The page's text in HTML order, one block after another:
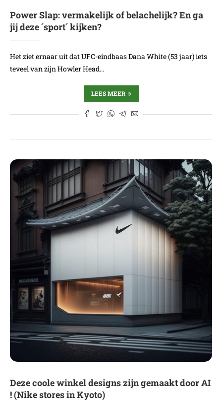
Power Slap: vermakelijk of belachelijk? En ga
jij deze ´sport´ kijken?
Het ziet ernaar uit dat UFC-eindbaas Dana White (53 jaar) iets
teveel van zijn Howler Head…
LEES MEER
Deze coole winkel designs zijn gemaakt door AI
! (Nike stores in Kyoto)